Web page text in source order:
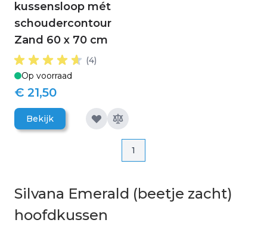
kussensloop mét
schoudercontour
Zand 60 x 70 cm
(4)
Op voorraad
€ 21,50
Bekijk
Pagina
Pagina
1
Silvana Emerald (beetje zacht)
hoofdkussen